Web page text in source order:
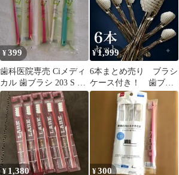
¥399
歯科医院専売 Ciメディ
カル 歯ブラシ 203 S や
わらかめ 5本セット
¥1,999
6本まとめ売り ブラシ
ケース付き！ 歯ブラ
シ ピラミッド型 歯ブラ
¥ 1,380 ¥300